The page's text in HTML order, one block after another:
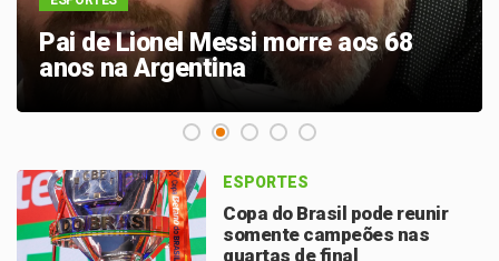
Familiares celebram legado de
primeira medalha paralímpica do
Brasil
ESPORTES
Copa do Brasil pode reunir
somente campeões nas
quartas de final